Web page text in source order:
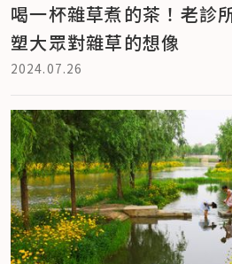
喝一杯雜草煮的茶！老診
塑大眾對雜草的想像
2024.07.26